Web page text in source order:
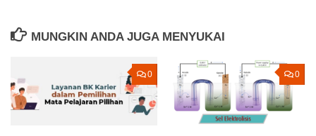
MUNGKIN ANDA JUGA MENYUKAI
0 0